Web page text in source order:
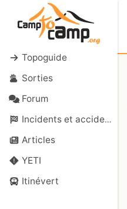
Topoguide
Sorties
Forum
Incidents et accidents
Articles
YETI
Itinévert